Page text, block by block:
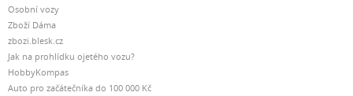
Osobní vozy
Zboží Dáma
zbozi.blesk.cz
Jak na prohlídku ojetého vozu?
HobbyKompas
Auto pro začátečníka do 100 000 Kč